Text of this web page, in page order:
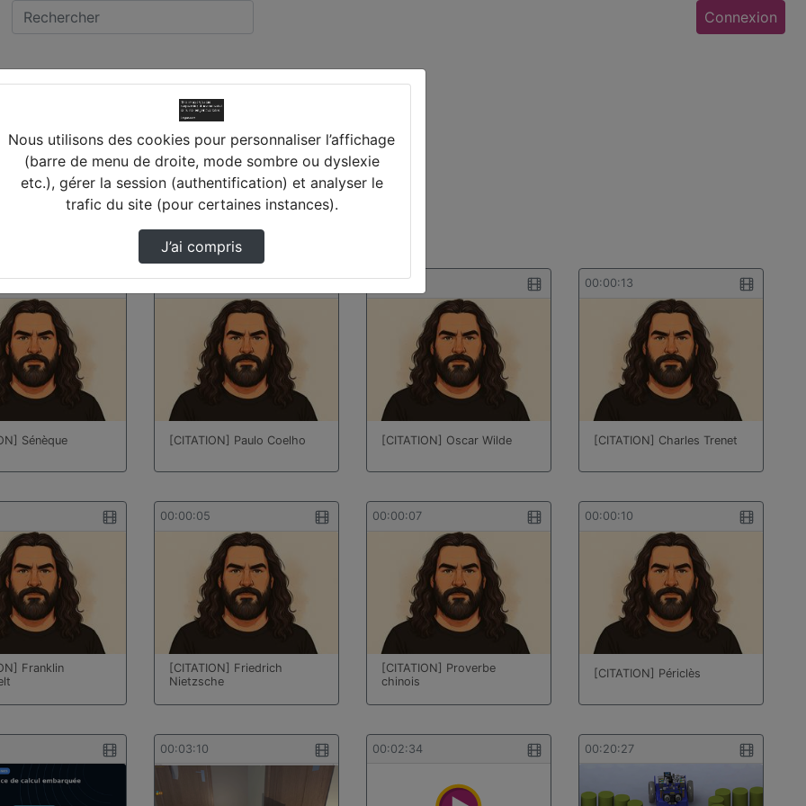
Connexion
vidéos
Sénèque
00:00:08
[CITATION] Paulo Coelho
00:00:08
[CITATION] Oscar Wilde
00:00:13
[CITATION] Charles Trenet
Franklin
00:00:05
[CITATION] Friedrich
Nietzsche
00:00:07
[CITATION] Proverbe
chinois
00:00:10
[CITATION] Périclès
00:03:10 00:02:34 00:20:27
Nous utilisons des cookies pour personnaliser l’affichage
(barre de menu de droite, mode sombre ou dyslexie
etc.), gérer la session (authentification) et analyser le
trafic du site (pour certaines instances).
J’ai compris